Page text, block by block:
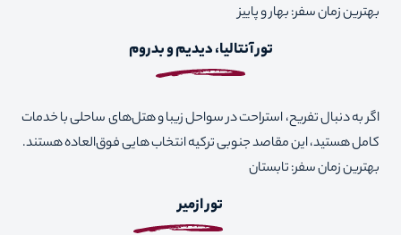
بهترین زمان سفر: بهار و پاییز
تور آنتالیا، دیدیم و بدروم
اگر به دنبال تفریح، استراحت در سواحل زیبا و هتل‌های ساحلی با خدمات
کامل هستید، این مقاصد جنوبی ترکیه انتخاب هایی فوق‌العاده هستند.
بهترین زمان سفر: تابستان
تور ازمیر